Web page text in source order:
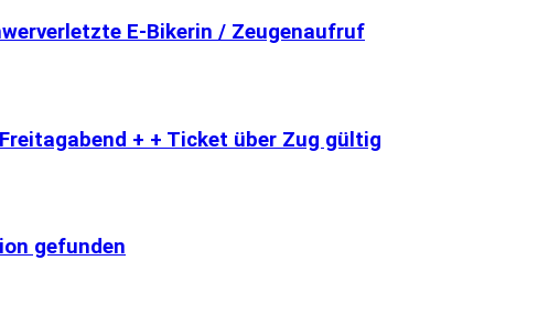
E-Bikerin / Zeugenaufruf
+ + Ticket über Zug gültig
gefunden